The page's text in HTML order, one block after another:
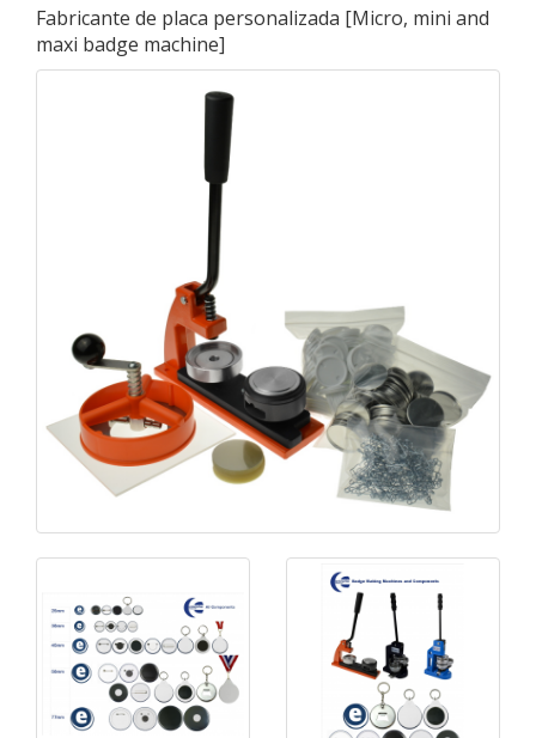
Fabricante de placa personalizada [Micro, mini and
maxi badge machine]